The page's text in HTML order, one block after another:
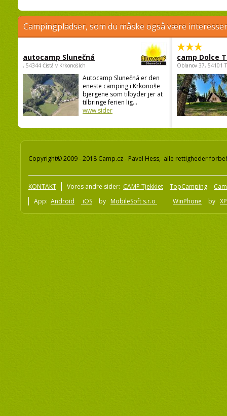
Campingpladser, som du måske også være
autocamp Slunečná
, 54344 Čistá v Krkonoších
Autocamp Slunečná er den
eneste camping i Krkonoše
bjergene som tilbyder jer at
tilbringe ferien lig...
www sider
camp Dolce
Oblanov 37, 54101
Copyright© 2009 - 2018 Camp.cz - Pavel Hess, alle rettigheder
KONTAKT Vores andre sider: CAMP Tjekkiet TopCamping
App: Android iOS by MobileSoft s.r.o WinPhone by